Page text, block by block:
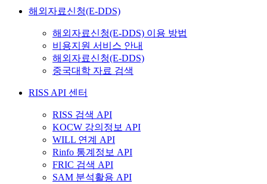
해외자료신청(E-DDS)
해외자료신청(E-DDS) 이용 방법
비용지원 서비스 안내
해외자료신청(E-DDS)
중국대학 자료 검색
RISS API 센터
RISS 검색 API
KOCW 강의정보 API
WILL 연계 API
Rinfo 통계정보 API
FRIC 검색 API
SAM 분석활용 API